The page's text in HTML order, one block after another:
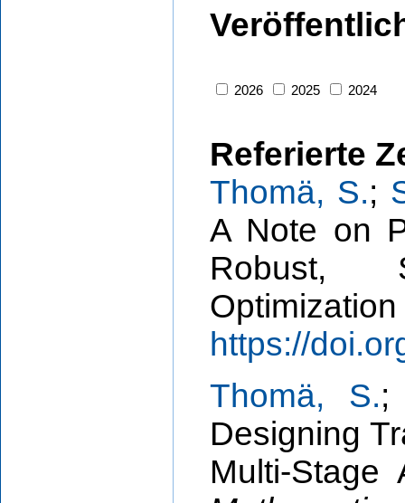
2026 2025 2024
Referierte
Thomä, S.;
A Note on
Robust,
https://
Thomä, S.
Designing
Multi-Stage